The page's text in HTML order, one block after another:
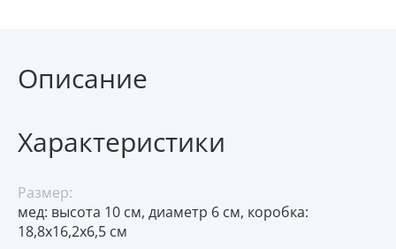
Описание
Характеристики
Размер:
мед: высота 10 см, диаметр 6 см, коробка:
18,8х16,2х6,5 см